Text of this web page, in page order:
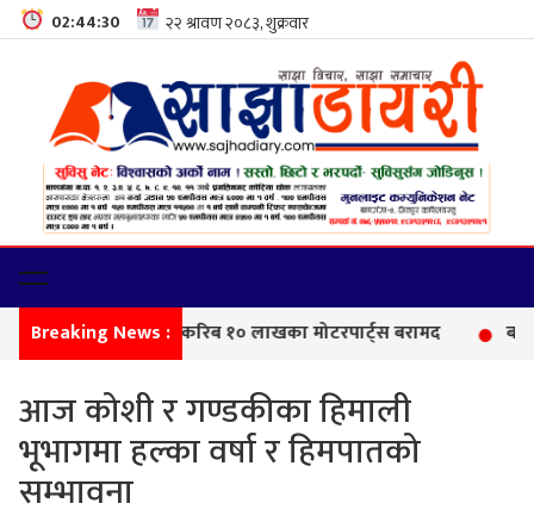
02:44:31
Breaking News :
आज कोशी र गण्डकीका हिमाली
भूभागमा हल्का वर्षा र हिमपातको
सम्भावना